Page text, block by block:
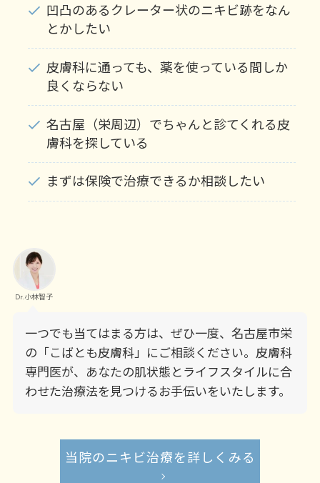
凹凸のあるクレーター状のニキビ跡をなん
とかしたい
皮膚科に通っても、薬を使っている間しか
良くならない
名古屋（栄周辺）でちゃんと診てくれる皮
膚科を探している
まずは保険で治療できるか相談したい
Dr.小林智子
一つでも当てはまる方は、ぜひ一度、名古屋市栄
の「こばとも皮膚科」にご相談ください。皮膚科
専門医が、あなたの肌状態とライフスタイルに合
わせた治療法を見つけるお手伝いをいたします。
当院のニキビ治療を詳しくみる